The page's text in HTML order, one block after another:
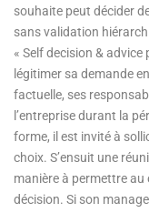
souhaite peut décider
sans validation
« Self decision &
légitimer sa demande
factuelle, ses
l’entreprise durant la
forme, il est invité à
choix. S’ensuit une
manière à permettre
décision. Si son